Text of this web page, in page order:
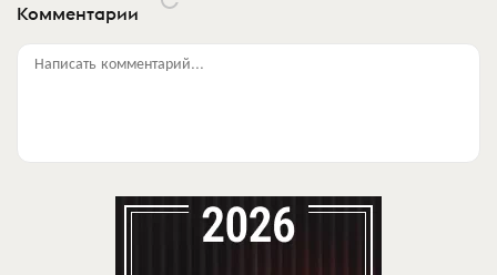
Комментарии
Написать комментарий...